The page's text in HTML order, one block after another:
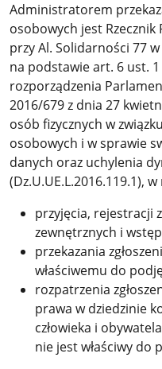
Administratorem
osobowych jest Rzecznik
przy Al. Solidarności 77
na podstawie art. 6 ust.
rozporządzenia
2016/679 z dnia 27
osób fizycznych w
osobowych i w sprawie
danych oraz uchylenia
(Dz.U.UE.L.2016.119.1),
przyjęcia, rejestracji
zewnętrznych i
przekazania
właściwemu do
rozpatrzenia
prawa w dziedzinie
człowieka i
nie jest właściwy do